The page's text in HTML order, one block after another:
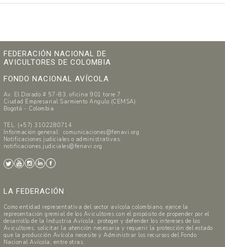
FEDERACIÓN NACIONAL DE
AVICULTORES DE COLOMBIA
FONDO NACIONAL AVÍCOLA
Av. El Dorado # 57-83, oficina 901 torre 7
Ciudad Empresarial Sarmiento Angulo (CEMSA)
Bogotá - Colombia
TEL. (+57) 3102280714
Información general: comunicaciones@fenavi.org
Notificaciones judiciales o administrativas:
notificaciones.judiciales@fenavi.org
LA FEDERACIÓN
Como entidad representativa del sector avícola colombiano, ejerce la
representación gremial de los Avicultores con el propósito de propender por el
desarrollo de la Industria Avícola, proteger y defender los intereses de los
Avicultores, solicitar la atención necesaria y requerir la protección del estado
que la producción Avícola necesite y Administrar los recursos del Fondo
Nacional Avícola, entre otras.